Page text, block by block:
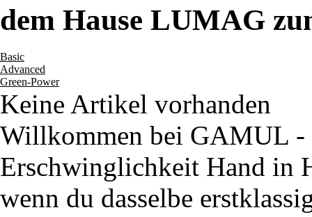
dem Hause LUMAG
Basic
Advanced
Green-Power
Keine Artikel vorhanden
Willkommen bei GAMUL -
Erschwinglichkeit Hand in
wenn du dasselbe